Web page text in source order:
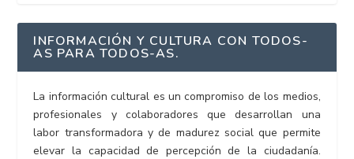
INFORMACIÓN Y CULTURA CON TODOS-
AS PARA TODOS-AS.
La información cultural es un compromiso de los medios,
profesionales y colaboradores que desarrollan una
labor transformadora y de madurez social que permite
elevar la capacidad de percepción de la ciudadanía.